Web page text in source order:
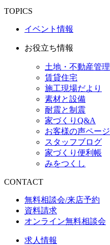
TOPICS
イベント情報
お役立ち情報
土地・不動産管理
賃貸住宅
施工現場だより
素材と設備
耐震と制震
家づくりQ&A
お客様の声ページ
スタッフブログ
家づくり便利帳
みをつくし
CONTACT
無料相談会/来店予約
資料請求
オンライン無料相談会
求人情報